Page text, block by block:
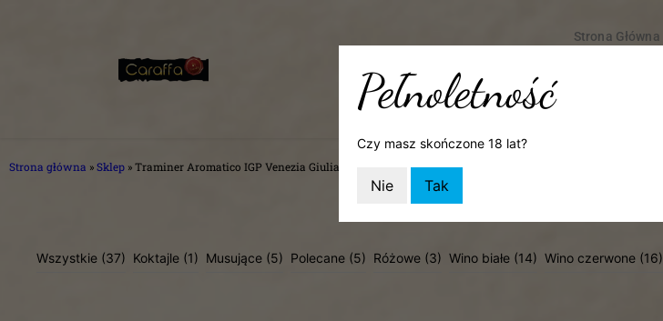
Strona Główna
Strona główna » Sklep » Traminer Aromatico IGP Venezia Giulia
Wszystkie (37) Koktajle (1) Musujące (5) Polecane (5) Różowe (3) Wino białe (14) Wino czerwone (16)
Pełnoletność
Czy masz skończone 18 lat?
Nie Tak